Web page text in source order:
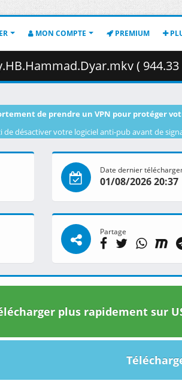
MON COMPTE PREMIUM
( 944.33
de prendre un VPN pour protéger
de désactiver votre logiciel anti-pub avant de
Date dernier
01/08/2026 20:37
Partage
plus rapidement sur